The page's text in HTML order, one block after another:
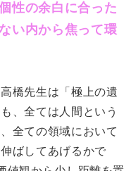
性の余白に合った
い内から焦って環
橋先生は「極上の遺
、全ては人間という
全ての領域において
ばしてあげるかで